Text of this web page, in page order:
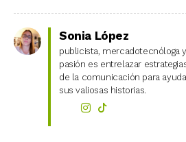
Sonia López
publicista, mercadotecnóloga
pasión es entrelazar
de la comunicación para
sus valiosas historias.